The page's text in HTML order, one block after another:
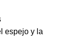
espejo y la